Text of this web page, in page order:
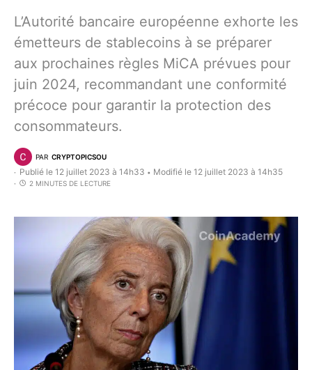
L’Autorité bancaire européenne exhorte les
émetteurs de stablecoins à se préparer
aux prochaines règles MiCA prévues pour
juin 2024, recommandant une conformité
précoce pour garantir la protection des
consommateurs.
PAR CRYPTOPICSOU
Publié le 12 juillet 2023 à 14h33 • Modifié le 12 juillet 2023 à 14h35
2 MINUTES DE LECTURE